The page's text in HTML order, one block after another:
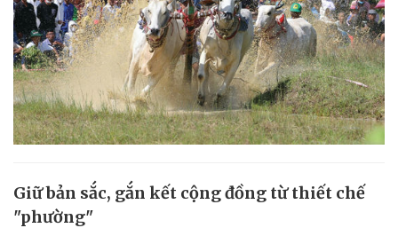
Giữ bản sắc, gắn kết cộng đồng từ thiết chế
"phường"